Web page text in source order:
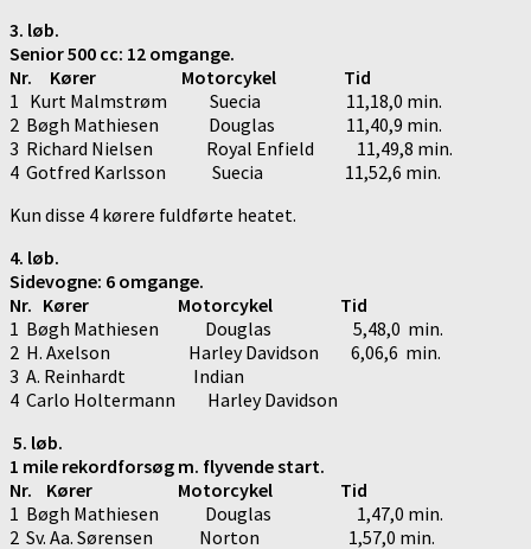
3. løb.
Senior 500 cc: 12 omgange.
Nr. Kører Motorcykel Tid
1 Kurt Malmstrøm Suecia 11,18,0 min.
2 Bøgh Mathiesen Douglas 11,40,9 min.
3 Richard Nielsen Royal Enfield 11,49,8 min.
4 Gotfred Karlsson Suecia 11,52,6 min.
Kun disse 4 kørere fuldførte heatet.
4. løb.
Sidevogne: 6 omgange.
Nr. Kører Motorcykel Tid
1 Bøgh Mathiesen Douglas 5,48,0 min.
2 H. Axelson Harley Davidson 6,06,6 min.
3 A. Reinhardt Indian
4 Carlo Holtermann Harley Davidson
5. løb.
1 mile rekordforsøg m. flyvende start.
Nr. Kører Motorcykel Tid
1 Bøgh Mathiesen Douglas 1,47,0 min.
2 Sv. Aa. Sørensen Norton 1,57,0 min.